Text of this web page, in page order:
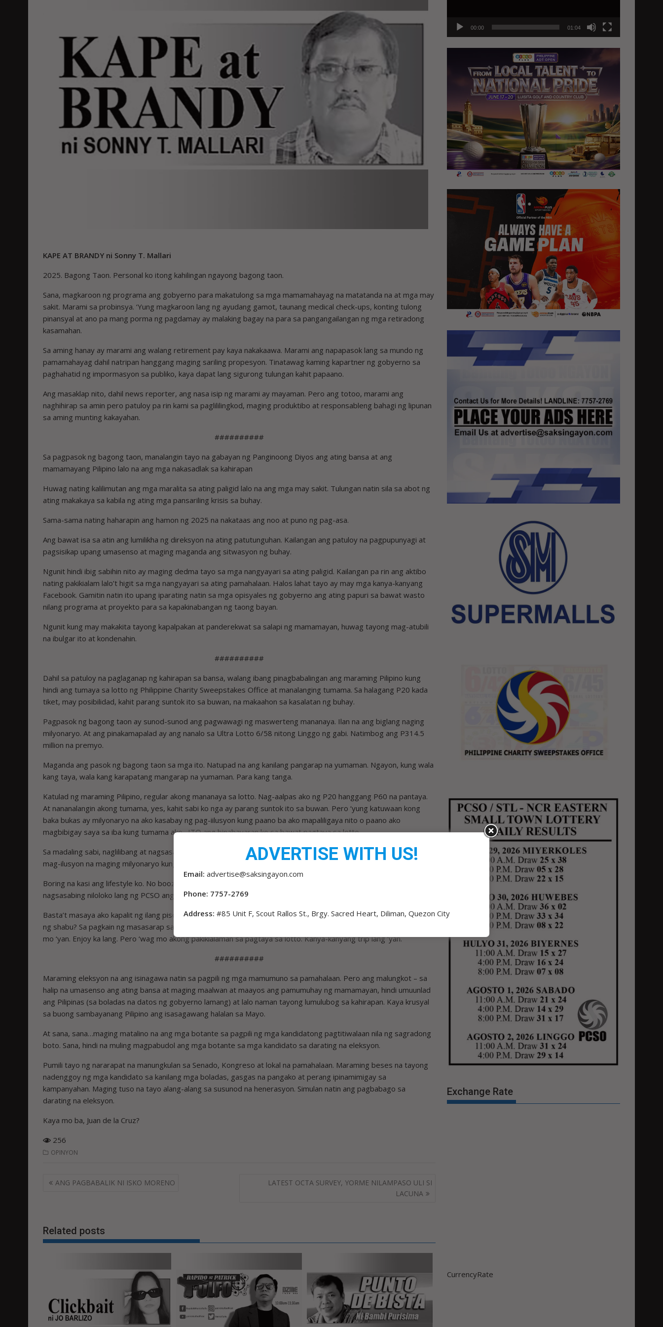
KAPE AT BRANDY ni Sonny T. Mallari
2025. Bagong Taon. Personal ko itong kahilingan ngayong bagong taon.
Sana, magkaroon ng programa ang gobyerno para makatulong sa mga mamamahayag na matatanda na at mga may
sakit. Marami sa probinsya. ‘Yung magkaroon lang ng ayudang gamot, taunang medical check-ups, konting tulong
pinansyal at ano pa mang porma ng pagdamay ay malaking bagay na para sa pangangailangan ng mga retiradong
kasamahan.
Sa aming hanay ay marami ang walang retirement pay kaya nakakaawa. Marami ang napapasok lang sa mundo ng
pamamahayag dahil natripan hanggang maging sariling propesyon. Tinatawag kaming kapartner ng gobyerno sa
paghahatid ng impormasyon sa publiko, kaya dapat lang sigurong tulungan kahit papaano.
Ang masaklap nito, dahil news reporter, ang nasa isip ng marami ay mayaman. Pero ang totoo, marami ang
naghihirap sa amin pero patuloy pa rin kami sa paglililingkod, maging produktibo at responsableng bahagi ng lipunan
sa aming munting kakayahan.
##########
Sa pagpasok ng bagong taon, manalangin tayo na gabayan ng Panginoong Diyos ang ating bansa at ang
mamamayang Pilipino lalo na ang mga nakasadlak sa kahirapan
Huwag nating kalilimutan ang mga maralita sa ating paligid lalo na ang mga may sakit. Tulungan natin sila sa abot ng
ating makakaya sa kabila ng ating mga pansariling krisis sa buhay.
Sama-sama nating haharapin ang hamon ng 2025 na nakataas ang noo at puno ng pag-asa.
Ang bawat isa sa atin ang lumilikha ng direksyon na ating patutunguhan. Kailangan ang patuloy na pagpupunyagi at
pagsisikap upang umasenso at maging maganda ang sitwasyon ng buhay.
Ngunit hindi ibig sabihin nito ay maging dedma tayo sa mga nangyayari sa ating paligid. Kailangan pa rin ang aktibo
nating pakikialam lalo’t higit sa mga nangyayari sa ating pamahalaan. Halos lahat tayo ay may mga kanya-kanyang
Facebook. Gamitin natin ito upang iparating natin sa mga opisyales ng gobyerno ang ating papuri sa bawat wasto
nilang programa at proyekto para sa kapakinabangan ng taong bayan.
Ngunit kung may makakita tayong kapalpakan at panderekwat sa salapi ng mamamayan, huwag tayong mag-atubili
na ibulgar ito at kondenahin.
##########
Dahil sa patuloy na paglaganap ng kahirapan sa bansa, walang ibang pinagbabalingan ang maraming Pilipino kung
hindi ang tumaya sa lotto ng Philippine Charity Sweepstakes Office at manalanging tumama. Sa halagang P20 kada
tiket, may posibilidad, kahit parang suntok ito sa buwan, na makaahon sa kasalatan ng buhay.
Pagpasok ng bagong taon ay sunod-sunod ang pagwawagi ng maswerteng mananaya. Ilan na ang biglang naging
milyonaryo. At ang pinakamapalad ay ang nanalo sa Ultra Lotto 6/58 nitong Linggo ng gabi. Natimbog ang P314.5
million na premyo.
Maganda ang pasok ng bagong taon sa mga ito. Natupad na ang kanilang pangarap na yumaman. Ngayon, kung wala
kang taya, wala kang karapatang mangarap na yumaman. Para kang tanga.
Katulad ng maraming Pilipino, regular akong mananaya sa lotto. Nag-aalpas ako ng P20 hanggang P60 na pantaya.
At nananalangin akong tumama, yes, kahit sabi ko nga ay parang suntok ito sa buwan. Pero ‘yung katuwaan kong
baka bukas ay milyonaryo na ako kasabay ng pag-iilusyon kung paano ba ako mapaliligaya nito o paano ako
magbibigay saya sa iba kung tumama ako…ITO ang binabayaran ko sa bawat pagtaya sa lotto.
Sa madaling sabi, naglilibang at nagsasaya ako sa pamamagitan ng pagtaya at pag-iilusyon. Hindi ka kasi pwede
mag-ilusyon na maging milyonaryo kung wala kang taya, hindi ba?
Boring na kasi ang lifestyle ko. No booze, no yosi, no meat dish, strict diet, at andres de saya pa. Ngayon, may mga
nagsasabing niloloko lang ng PCSO ang mga mananaya sa lotto? Napatunayan na ba?
Basta’t masaya ako kapalit ng ilang piso. Ikaw? Paano ka nagsasaya? Sa pag-inom ng alak, sa pagyoyosi? Sa batak
ng shabu? Sa pagkain ng masasarap sa resto? Sa pagbili ng magagandang damit, alahas, sasakyan? Sige lang! Trip
mo ‘yan. Enjoy ka lang. Pero ‘wag mo akong pakikialaman sa pagtaya sa lotto. Kanya-kanyang trip lang ‘yan.
##########
Maraming eleksyon na ang isinagawa natin sa pagpili ng mga mamumuno sa pamahalaan. Pero ang malungkot – sa
halip na umasenso ang ating bansa at maging maalwan at maayos ang pamumuhay ng mamamayan, hindi umuunlad
ang Pilipinas (sa boladas na datos ng gobyerno lamang) at lalo naman tayong lumulubog sa kahirapan. Kaya krusyal
sa buong sambayanang Pilipino ang isasagawang halalan sa Mayo.
At sana, sana…maging matalino na ang mga botante sa pagpili ng mga kandidatong pagtitiwalaan nila ng sagradong
boto. Sana, hindi na muling magpabudol ang mga botante sa mga kandidato sa darating na eleksyon.
Pumili tayo ng nararapat na manungkulan sa Senado, Kongreso at lokal na pamahalaan. Maraming beses na tayong
nadenggoy ng mga kandidato sa kanilang mga boladas, gasgas na pangako at perang ipinamimigay sa
kampanyahan. Maging tuso na tayo alang-alang sa susunod na henerasyon. Simulan natin ang pagbabago sa
darating na eleksyon.
Kaya mo ba, Juan de la Cruz?
256
OPINYON
Post
ANG PAGBABALIK NI ISKO MORENO
LATEST OCTA SURVEY, YORME NILAMPASO ULI SI
LACUNA
Related posts
00:00 01:04
Exchange Rate
CurrencyRate
ADVERTISE WITH US!
Email: advertise@saksingayon.com
Phone: 7757-2769
Address: #85 Unit F, Scout Rallos St., Brgy. Sacred Heart, Diliman, Quezon City